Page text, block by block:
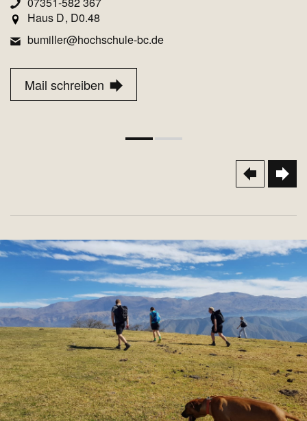
Haus D D0.48
bumiller@hochschule-bc.de
Mail schreiben